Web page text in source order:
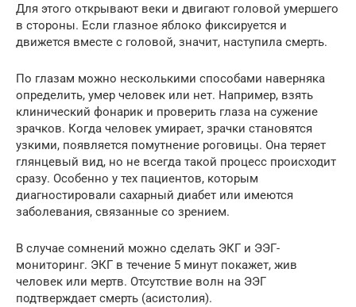
Для этого открывают веки и двигают головой умершего
в стороны. Если глазное яблоко фиксируется и
движется вместе с головой, значит, наступила смерть.
По глазам можно несколькими способами наверняка
определить, умер человек или нет. Например, взять
клинический фонарик и проверить глаза на сужение
зрачков. Когда человек умирает, зрачки становятся
узкими, появляется помутнение роговицы. Она теряет
глянцевый вид, но не всегда такой процесс происходит
сразу. Особенно у тех пациентов, которым
диагностировали сахарный диабет или имеются
заболевания, связанные со зрением.
В случае сомнений можно сделать ЭКГ и ЭЭГ-
мониторинг. ЭКГ в течение 5 минут покажет, жив
человек или мертв. Отсутствие волн на ЭЭГ
подтверждает смерть (асистолия).